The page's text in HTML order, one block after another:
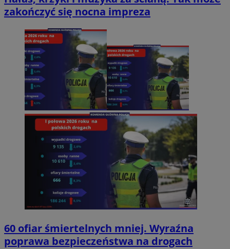
zakończyć się nocna impreza
60 ofiar śmiertelnych mniej. Wyraźna
poprawa bezpieczeństwa na drogach